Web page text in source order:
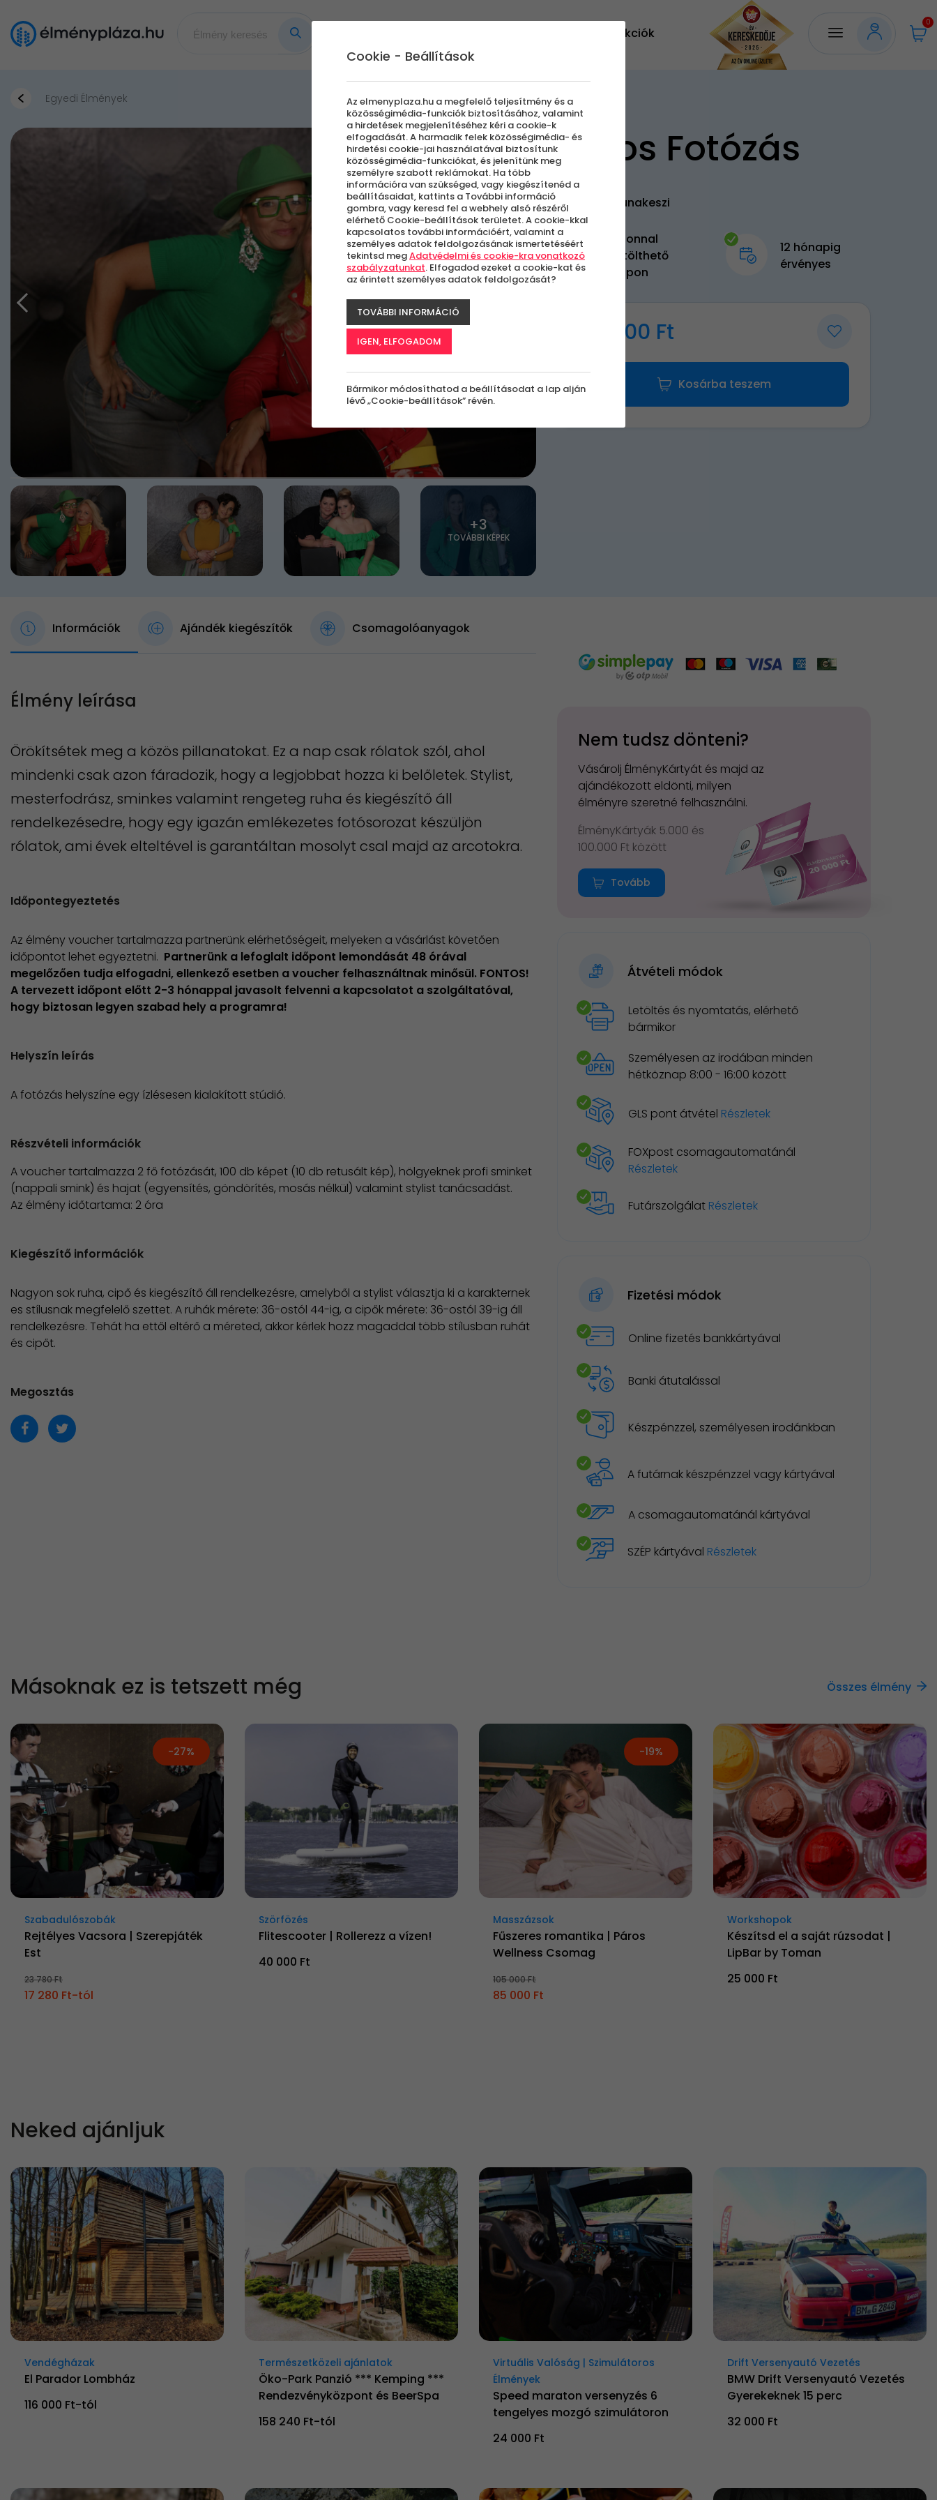
Akciók
0
Egyedi Élmények
+3
TOVÁBBI KÉPEK
Páros Fotózás
Dunakeszi
Azonnal
letölthető
kupon
12 hónapig
érvényes
89 900 Ft
Kosárba teszem
Információk Ajándék kiegészítők Csomagolóanyagok
Élmény leírása
Örökítsétek meg a közös pillanatokat. Ez a nap csak rólatok szól, ahol
mindenki csak azon fáradozik, hogy a legjobbat hozza ki belőletek. Stylist,
mesterfodrász, sminkes valamint rengeteg ruha és kiegészítő áll
rendelkezésedre, hogy egy igazán emlékezetes fotósorozat készüljön
rólatok, ami évek elteltével is garantáltan mosolyt csal majd az arcotokra.
Időpontegyeztetés
Az élmény voucher tartalmazza partnerünk elérhetőségeit, melyeken a vásárlást követően
időpontot lehet egyeztetni. Partnerünk a lefoglalt időpont lemondását 48 órával
megelőzően tudja elfogadni, ellenkező esetben a voucher felhasználtnak minősül. FONTOS!
A tervezett időpont előtt 2-3 hónappal javasolt felvenni a kapcsolatot a szolgáltatóval,
hogy biztosan legyen szabad hely a programra!
Helyszín leírás
A fotózás helyszíne egy ízlésesen kialakított stúdió.
Részvételi információk
A voucher tartalmazza 2 fő fotózását, 100 db képet (10 db retusált kép), hölgyeknek profi sminket
(nappali smink) és hajat (egyensítés, göndörítés, mosás nélkül) valamint stylist tanácsadást.
​Az élmény időtartama: 2 óra
Kiegészítő információk
Nagyon sok ruha, cipő és kiegészítő áll rendelkezésre, amelyből a stylist választja ki a karakternek
es stílusnak megfelelő szettet. A ruhák mérete: 36-ostól 44-ig, a cipők mérete: 36-ostól 39-ig áll
rendelkezésre. Tehát ha ettől eltérő a méreted, akkor kérlek hozz magaddal több stílusban ruhát
és cipőt.
Megosztás
Nem tudsz dönteni?
Vásárolj ÉlményKártyát és majd az
ajándékozott eldönti, milyen
élményre szeretné felhasználni.
ÉlményKártyák 5.000 és
100.000 Ft között
Tovább
Átvételi módok
Letöltés és nyomtatás, elérhető
bármikor
Személyesen az irodában minden
hétköznap 8:00 - 16:00 között
GLS pont átvétel Részletek
FOXpost csomagautomatánál
Részletek
Futárszolgálat Részletek
Fizetési módok
Online fizetés bankkártyával
Banki átutalással
Készpénzzel, személyesen irodánkban
A futárnak készpénzzel vagy kártyával
A csomagautomatánál kártyával
SZÉP kártyával Részletek
Másoknak ez is tetszett még Összes élmény
-27%
Szabadulószobák
Rejtélyes Vacsora | Szerepjáték
Est
23 780 Ft
17 280 Ft-tól
Szörfözés
Flitescooter | Rollerezz a vízen!
40 000 Ft
-19%
Masszázsok
Fűszeres romantika | Páros
Wellness Csomag
105 000 Ft
85 000 Ft
Workshopok
Készítsd el a saját rúzsodat |
LipBar by Toman
25 000 Ft
Neked ajánljuk
Vendégházak
El Parador Lombház
116 000 Ft-tól
Természetközeli ajánlatok
Öko-Park Panzió *** Kemping ***
Rendezvényközpont és BeerSpa
158 240 Ft-tól
Virtuális Valóság | Szimulátoros
Élmények
Speed maraton versenyzés 6
tengelyes mozgó szimulátoron
24 000 Ft
Drift Versenyautó Vezetés
BMW Drift Versenyautó Vezetés
Gyerekeknek 15 perc
32 000 Ft
Cookie - Beállítások
Az elmenyplaza.hu a megfelelő teljesítmény és a
közösségimédia-funkciók biztosításához, valamint
a hirdetések megjelenítéséhez kéri a cookie-k
elfogadását. A harmadik felek közösségimédia- és
hirdetési cookie-jai használatával biztosítunk
közösségimédia-funkciókat, és jelenítünk meg
személyre szabott reklámokat. Ha több
információra van szükséged, vagy kiegészítenéd a
beállításaidat, kattints a További információ
gombra, vagy keresd fel a webhely alsó részéről
elérhető Cookie-beállítások területet. A cookie-kkal
kapcsolatos további információért, valamint a
személyes adatok feldolgozásának ismertetéséért
tekintsd megAdatvédelmi és cookie-kra vonatkozó
szabályzatunkat. Elfogadod ezeket a cookie-kat és
az érintett személyes adatok feldolgozását?
TOVÁBBI INFORMÁCIÓ
IGEN, ELFOGADOM
Bármikor módosíthatod a beállításodat a lap alján
lévő „Cookie-beállítások” révén.